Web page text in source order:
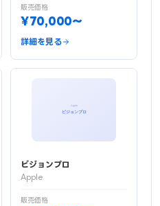
販売価格
¥70,000〜
詳細を見る
ビジョンプロ
Apple
販売価格